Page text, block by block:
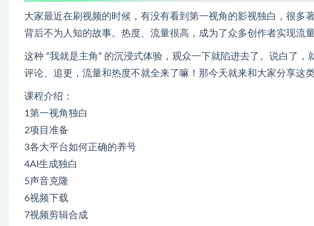
大家最近在刷视频的时候，有没有看到第一视角的影视独白，很多
背后不为人知的故事。热度、流量很高，成为了众多创作者实现流
这种 “我就是主角” 的沉浸式体验，观众一下就陷进去了。说白了，
评论、追更，流量和热度不就全来了嘛！那今天就来和大家分享这
课程介绍：
1第一视角独白
2项目准备
3各大平台如何正确的养号
4AI生成独白
5声音克隆
6视频下载
7视频剪辑合成